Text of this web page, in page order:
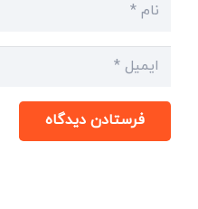
فرستادن دیدگاه